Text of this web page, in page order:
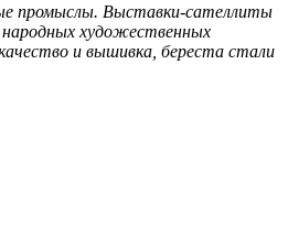
промыслы. Выставки-сателлиты
народных художественных
и вышивка, береста стали